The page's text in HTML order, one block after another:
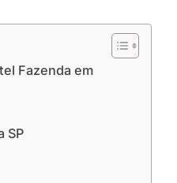
Fazenda em
SP